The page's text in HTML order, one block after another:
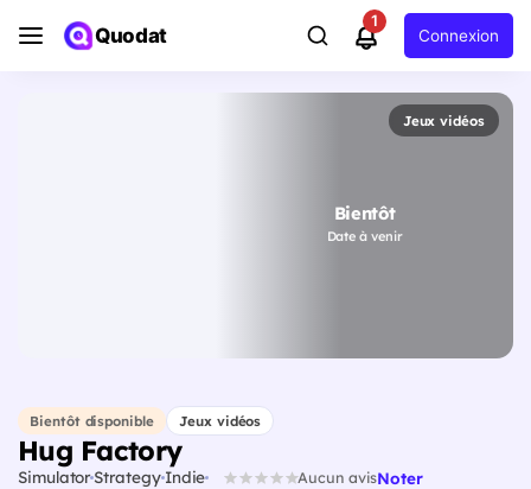
Quodat
1
Connexion
Jeux vidéos
Bientôt
Date à venir
Bientôt disponible Jeux vidéos
Hug Factory
Simulator StrategyIndie Aucun avisNoter